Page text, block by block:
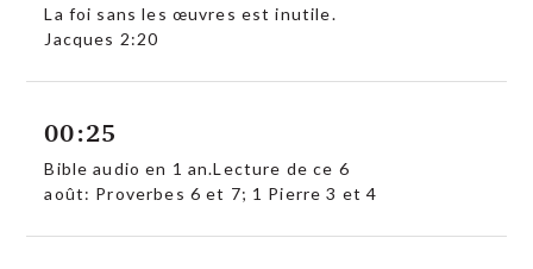
La foi sans les œuvres est inutile.
Jacques 2:20
00:25
Bible audio en 1 an.Lecture de ce 6
août: Proverbes 6 et 7; 1 Pierre 3 et 4